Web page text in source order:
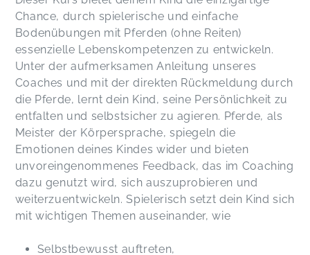
Chance, durch spielerische und einfache
Bodenübungen mit Pferden (ohne Reiten)
essenzielle Lebenskompetenzen zu entwickeln.
Unter der aufmerksamen Anleitung unseres
Coaches und mit der direkten Rückmeldung durch
die Pferde, lernt dein Kind, seine Persönlichkeit zu
entfalten und selbstsicher zu agieren. Pferde, als
Meister der Körpersprache, spiegeln die
Emotionen deines Kindes wider und bieten
unvoreingenommenes Feedback, das im Coaching
dazu genutzt wird, sich auszuprobieren und
weiterzuentwickeln. Spielerisch setzt dein Kind sich
mit wichtigen Themen auseinander, wie
Selbstbewusst auftreten,